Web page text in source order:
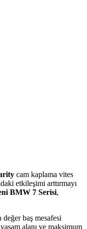
cam kaplama vites
etkileşimi arttırmayı
BMW 7 Serisi,
baş mesafesi
alanı ve maksimum